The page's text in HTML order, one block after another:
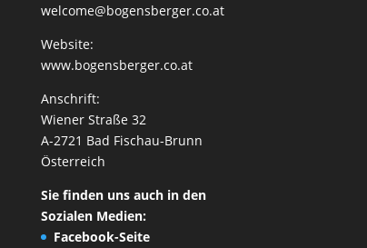
welcome@bogensberger.co.at
Website:
www.bogensberger.co.at
Anschrift:
Wiener Straße 32
A-2721 Bad Fischau-Brunn
Österreich
Sie finden uns auch in den
Sozialen Medien:
Facebook-Seite